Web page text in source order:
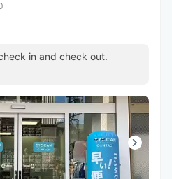
in and check out.